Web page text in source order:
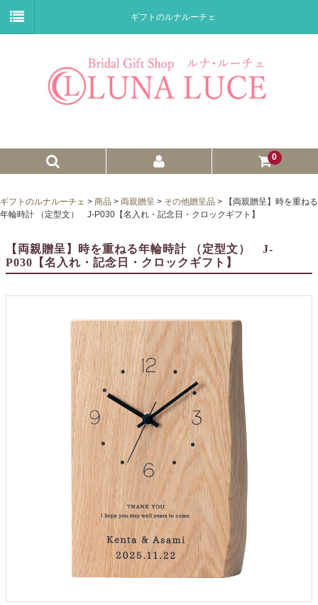
ギフトのルナルーチェ
0
プチギフト
ウェイトドール
子育て卒業証書
クロックギフト
ペーパーアイテム
カタログギフト
ブライダルバッグ
内祝い 出産祝い
ギフトのルナルーチェ > 商品 > 両親贈呈 > その他贈呈品 >
【両親贈呈】時を重ねる
年輪時計 （定型文） J-P030【名入れ・記念日・クロックギフト】
【両親贈呈】時を重ねる年輪時計 （定型文） J-
P030【名入れ・記念日・クロックギフト】